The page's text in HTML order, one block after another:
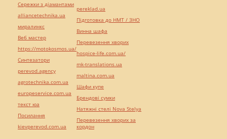
Сережки з діамантами
alliancetechnika.ua
миралинкс
Веб мастер
https://motokosmos.ua/
Синтезатори
perevod.agency
agrotechnika.com.ua
europeservice.com.ua
текст юа
Посилання
kievperevod.com.ua
pereklad.ua
Підготовка до НМТ / ЗНО
Винна шафа
Перевезення хворих
hospice-life.com.ua/
mk-translations.ua
maltina.com.ua
Шафи купе
Брендові сумки
Натяжні стелі Nova Stelya
Перевезення хворих за
кордон